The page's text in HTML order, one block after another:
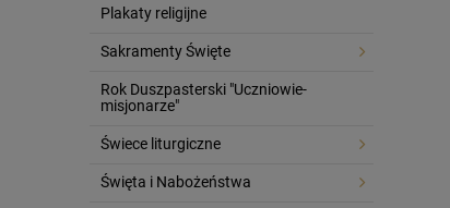
Plakaty religijne
Sakramenty Święte
Rok Duszpasterski "Uczniowie-
misjonarze"
Świece liturgiczne
Święta i Nabożeństwa